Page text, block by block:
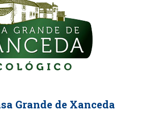
Grande de Xanceda